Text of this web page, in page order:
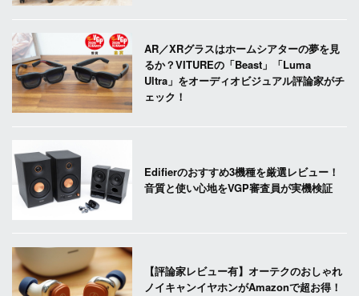
AR／XRグラスはホームシアターの夢を見
るか？VITUREの「Beast」「Luma
Ultra」をオーディオビジュアル評論家がチ
ェック！
Edifierのおすすめ3機種を厳選レビュー！
音質と使い心地をVGP審査員が実機検証
【評論家レビュー有】オーテクのおしゃれ
ノイキャンイヤホンがAmazonで超お得！